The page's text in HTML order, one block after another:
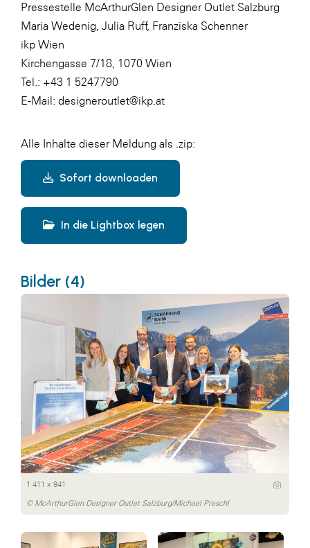
Pressestelle McArthurGlen Designer Outlet Salzburg
Maria Wedenig, Julia Ruff, Franziska Schenner
ikp Wien
Kirchengasse 7/18, 1070 Wien
Tel.: +43 1 5247790
E-Mail: designeroutlet@ikp.at
Alle Inhalte dieser Meldung als .zip:
Sofort downloaden
In die Lightbox legen
Bilder (4)
1 411 x 941
© McArthurGlen Designer Outlet Salzburg/Michael Preschl